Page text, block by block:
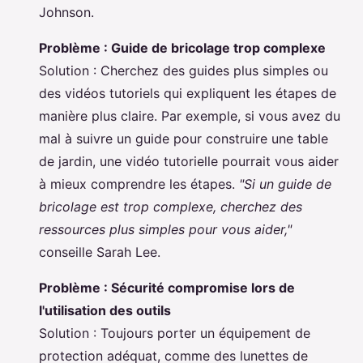
Johnson.
Problème : Guide de bricolage trop complexe
Solution : Cherchez des guides plus simples ou
des vidéos tutoriels qui expliquent les étapes de
manière plus claire. Par exemple, si vous avez du
mal à suivre un guide pour construire une table
de jardin, une vidéo tutorielle pourrait vous aider
à mieux comprendre les étapes. "Si un guide de
bricolage est trop complexe, cherchez des
ressources plus simples pour vous aider,"
conseille Sarah Lee.
Problème : Sécurité compromise lors de
l'utilisation des outils
Solution : Toujours porter un équipement de
protection adéquat, comme des lunettes de